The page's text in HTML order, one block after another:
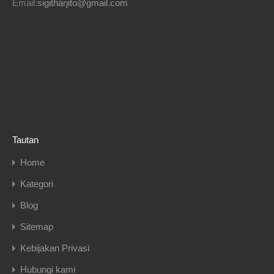
Email:sigitharjito@gmail.com
Tautan
Home
Kategori
Blog
Sitemap
Kebijakan Privasi
Hubungi kami